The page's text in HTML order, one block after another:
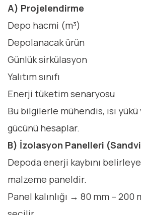
A) Projelendirme
Depo hacmi (m³)
Depolanacak ürün
Günlük sirkülasyon
Yalıtım sınıfı
Enerji tüketim senaryosu
Bu bilgilerle mühendis, ısı
gücünü hesaplar.
B) İzolasyon Panelleri
Depoda enerji kaybını
malzeme paneldir.
Panel kalınlığı → 80 mm – 200